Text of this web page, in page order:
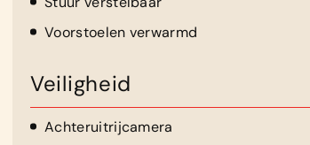
Voorstoelen verwarmd
Veiligheid
Achteruitrijcamera